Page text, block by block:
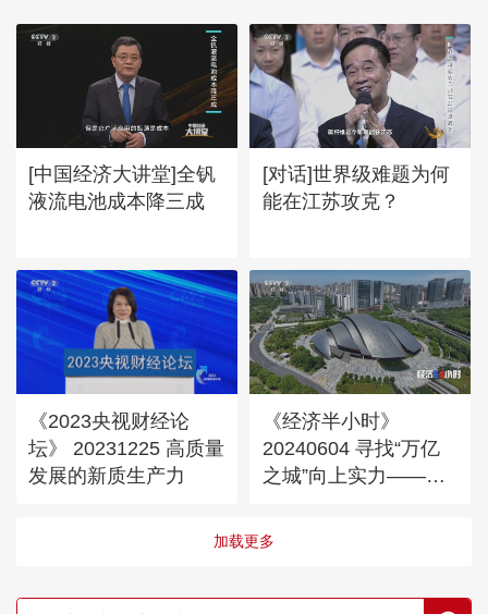
[中国经济大讲堂]全钒
液流电池成本降三成
[对话]世界级难题为何
能在江苏攻克？
《2023央视财经论
坛》 20231225 高质量
发展的新质生产力
《经济半小时》
20240604 寻找“万亿
之城”向上实力——合
加载更多